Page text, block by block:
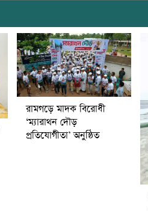
রামগড়ে মাদক বিরোধী
‘ম্যারাথন দৌড়
প্রতিযোগীতা’ অনুষ্ঠিত